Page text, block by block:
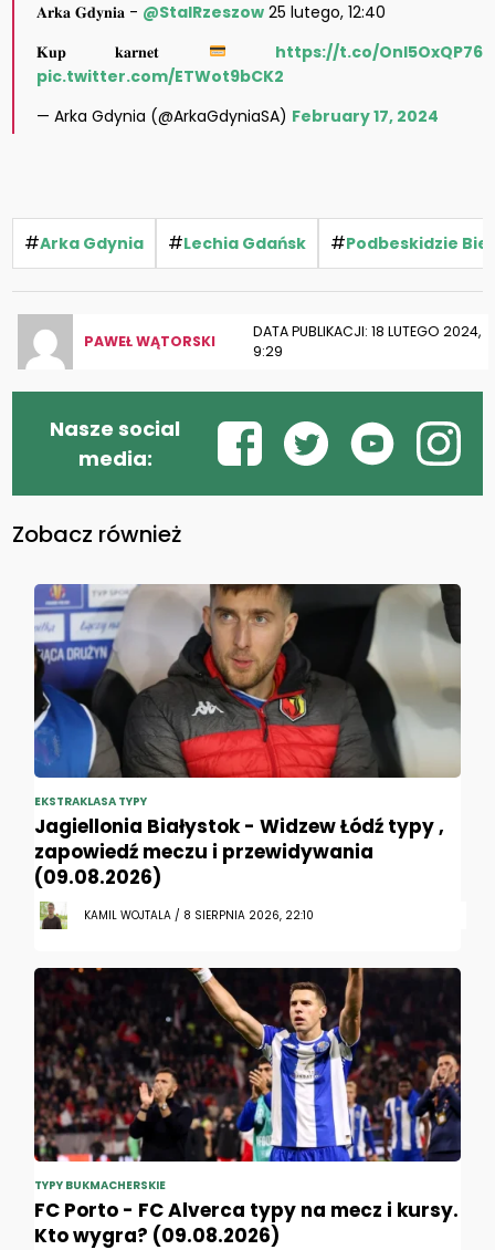
𝐀𝐫𝐤𝐚 𝐆𝐝𝐲𝐧𝐢𝐚 - @StalRzeszow 25 lutego, 12:40
𝐊𝐮𝐩 𝐤𝐚𝐫𝐧𝐞𝐭
https://t.co/Onl5OxQP76
pic.twitter.com/ETWot9bCK2
— Arka Gdynia (@ArkaGdyniaSA) February 17, 2024
#Arka Gdynia #Lechia Gdańsk #Podbeskidzie
PAWEŁ WĄTORSKI
DATA PUBLIKACJI: 18 LUTEGO 2024,
9:29
Nasze social
media:
Zobacz również
EKSTRAKLASA TYPY
Jagiellonia Białystok - Widzew Łódź typy ,
zapowiedź meczu i przewidywania
(09.08.2026)
KAMIL WOJTALA / 8 SIERPNIA 2026, 22:10
TYPY BUKMACHERSKIE
FC Porto - FC Alverca typy na mecz i kursy.
Kto wygra? (09.08.2026)